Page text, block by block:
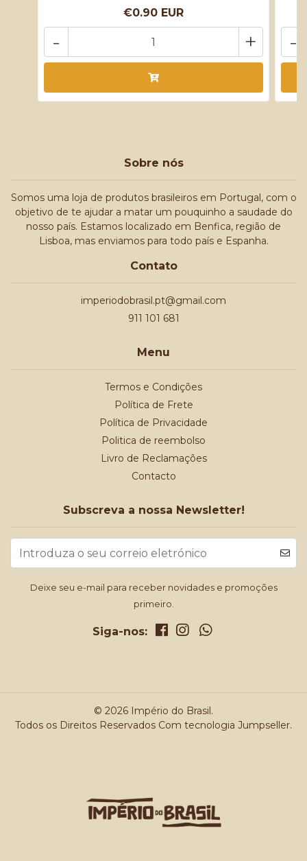
€0.90 EUR
+
- -
Sobre nós
Somos uma loja de produtos brasileiros em Portugal, com o
objetivo de te ajudar a matar um pouquinho a saudade do
nosso país. Estamos localizado em Benfica, região de
Lisboa, mas enviamos para todo país e Espanha.
Contato
imperiodobrasil.pt@gmail.com
911 101 681
Menu
Termos e Condições
Política de Frete
Política de Privacidade
Politica de reembolso
Livro de Reclamações
Contacto
Subscreva a nossa Newsletter!
Deixe seu e-mail para receber novidades e promoções
primeiro.
Siga-nos:
© 2026 Império do Brasil.
Todos os Direitos Reservados Com tecnologia Jumpseller.